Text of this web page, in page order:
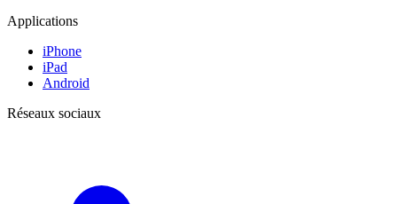
Applications
iPhone
iPad
Android
Réseaux sociaux